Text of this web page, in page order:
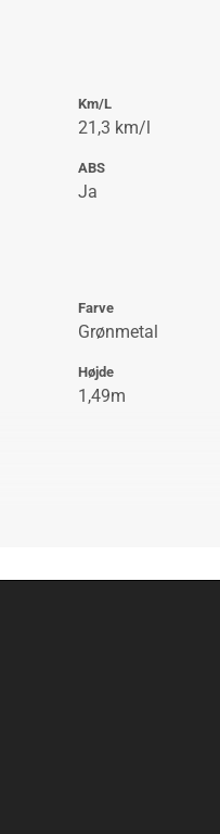
Km/L
21,3 km/l
ABS
Ja
Farve
Grønmetal
Højde
1,49m